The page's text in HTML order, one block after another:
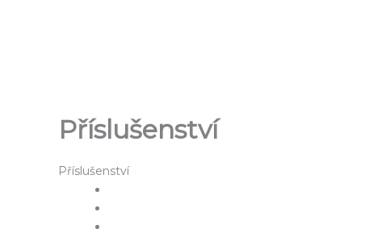
Příslušenství
Příslušenství